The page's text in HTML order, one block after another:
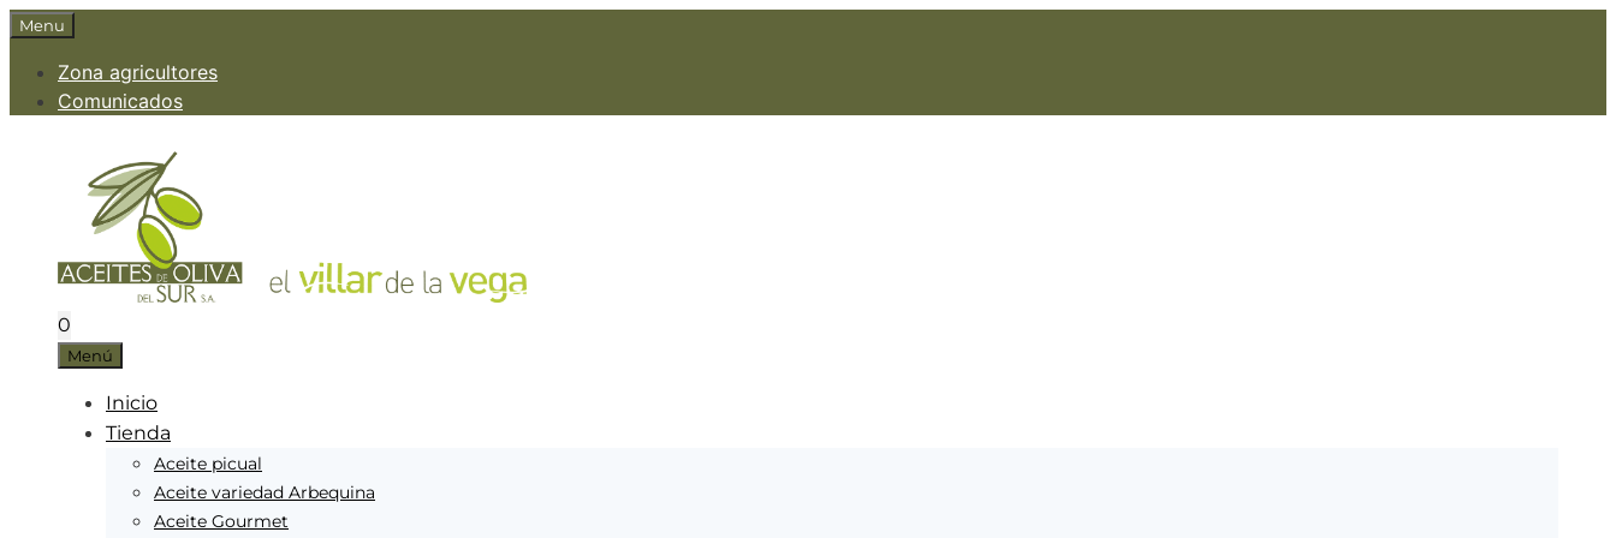
Saltar
contenido
Menu
Zona agricultores
Comunicados
0
Menú
Inicio
Tienda
Aceite picual
Aceite variedad Arbequina
Aceite Gourmet